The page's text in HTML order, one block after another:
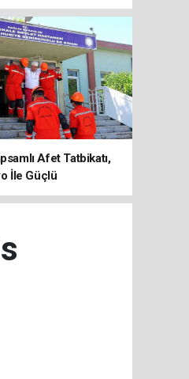
Afet Tatbikatı,
İle Güçlü